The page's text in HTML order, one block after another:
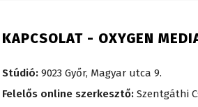
KAPCSOLAT - OXYGEN
Stúdió: 9023 Győr, Magyar utca 9.
Felelős online szerkesztő: Szentgáthi